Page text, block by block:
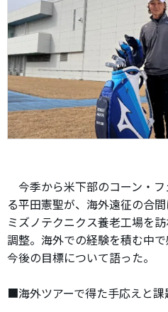
今季から米下部のコーン・
る平田憲聖が、海外遠征の合
ミズノテクニクス養老工場を
調整。海外での経験を積む中
今後の目標について語った。
■海外ツアーで得た手応えと課